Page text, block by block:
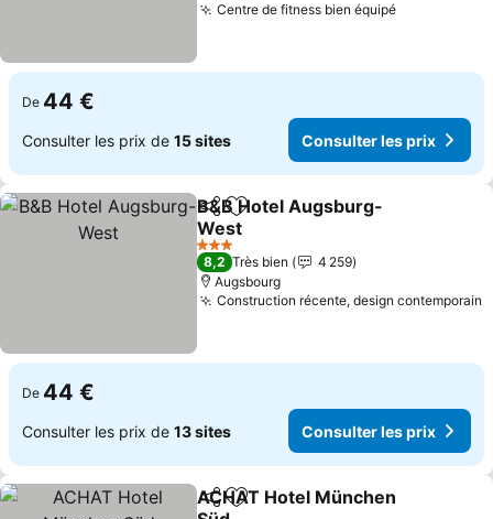
Centre de fitness bien équipéConsulter
De 44 €
Consulter les prix de 15 sites Consulter les prix
PartagerAjouter à mes favoris
B&B Hotel Augsburg-
West
Consulter les prix
3 Étoiles
8,2 Très bien
4 259
Augsbourg
Construction récente, design contemporain
De 44 €
Consulter les prix de 13 sites Consulter les prix
PartagerAjouter à mes favoris
ACHAT Hotel München